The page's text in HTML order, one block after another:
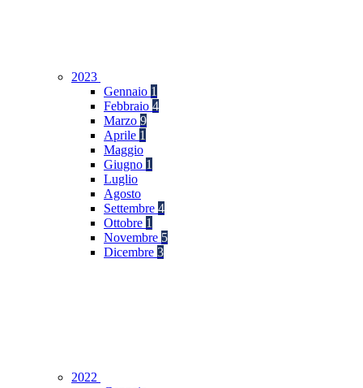
2023
Gennaio 1
Febbraio 4
Marzo 9
Aprile 1
Maggio
Giugno 1
Luglio
Agosto
Settembre 4
Ottobre 1
Novembre 5
Dicembre 3
2022